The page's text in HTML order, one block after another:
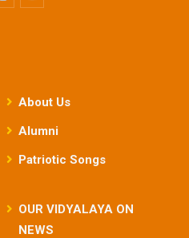
About Us
Alumni
Patriotic Songs
OUR VIDYALAYA ON
NEWS